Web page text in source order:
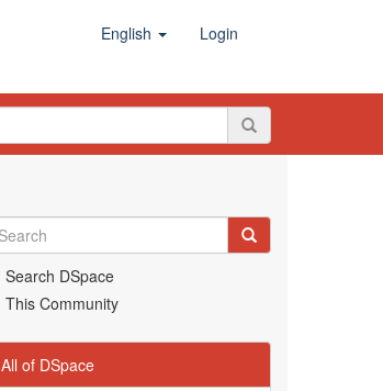
English Login
Search DSpace
This Community
All of DSpace